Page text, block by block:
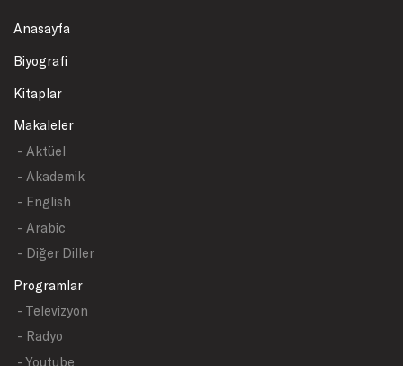
Anasayfa
Biyografi
Kitaplar
Makaleler
- Aktüel
- Akademik
- English
- Arabic
- Diğer Diller
Programlar
- Televizyon
- Radyo
- Youtube